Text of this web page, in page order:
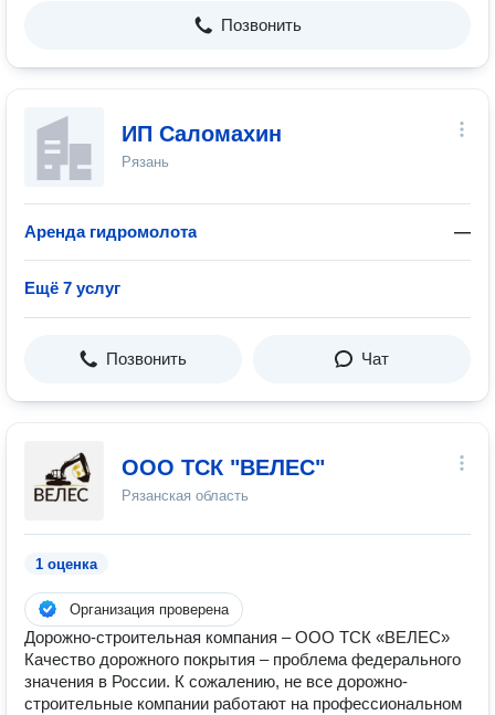
Позвонить
ИП Саломахин
Рязань
Аренда гидромолота —
Ещё 7 услуг
Позвонить Чат
ООО ТСК "ВЕЛЕС"
Рязанская область
1 оценка
Организация проверена
Дорожно-строительная компания – ООО ТСК «ВЕЛЕС»
Качество дорожного покрытия – проблема федерального
значения в России. К сожалению, не все дорожно-
строительные компании работают на профессиональном